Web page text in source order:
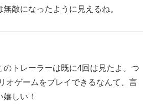
敵になったように見えるね。
のトレーラーは既に4回は見たよ。つ
オゲームをプレイできるなんて、言
しい！